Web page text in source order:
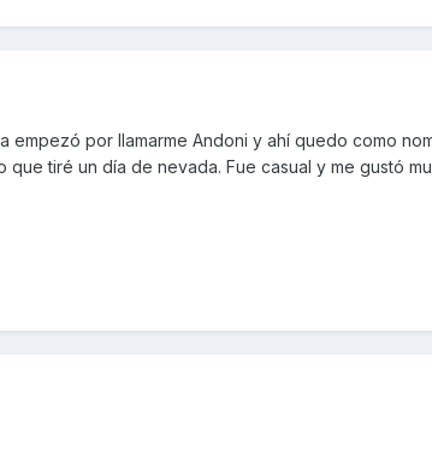
empezó por llamarme Andoni y ahí quedo como
tiré un día de nevada. Fue casual y me gustó